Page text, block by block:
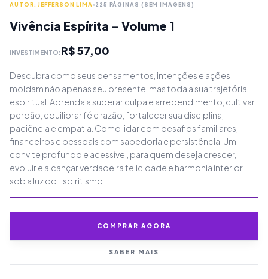
AUTOR: JEFFERSON LIMA 225 PÁGINAS (SEM IMAGENS)
Vivência Espírita - Volume 1
INVESTIMENTO:R$ 57,00
Descubra como seus pensamentos, intenções e ações
moldam não apenas seu presente, mas toda a sua trajetória
espiritual. Aprenda a superar culpa e arrependimento, cultivar
perdão, equilibrar fé e razão, fortalecer sua disciplina,
paciência e empatia. Como lidar com desafios familiares,
financeiros e pessoais com sabedoria e persistência. Um
convite profundo e acessível, para quem deseja crescer,
evoluir e alcançar verdadeira felicidade e harmonia interior
sob a luz do Espiritismo.
COMPRAR AGORA
SABER MAIS